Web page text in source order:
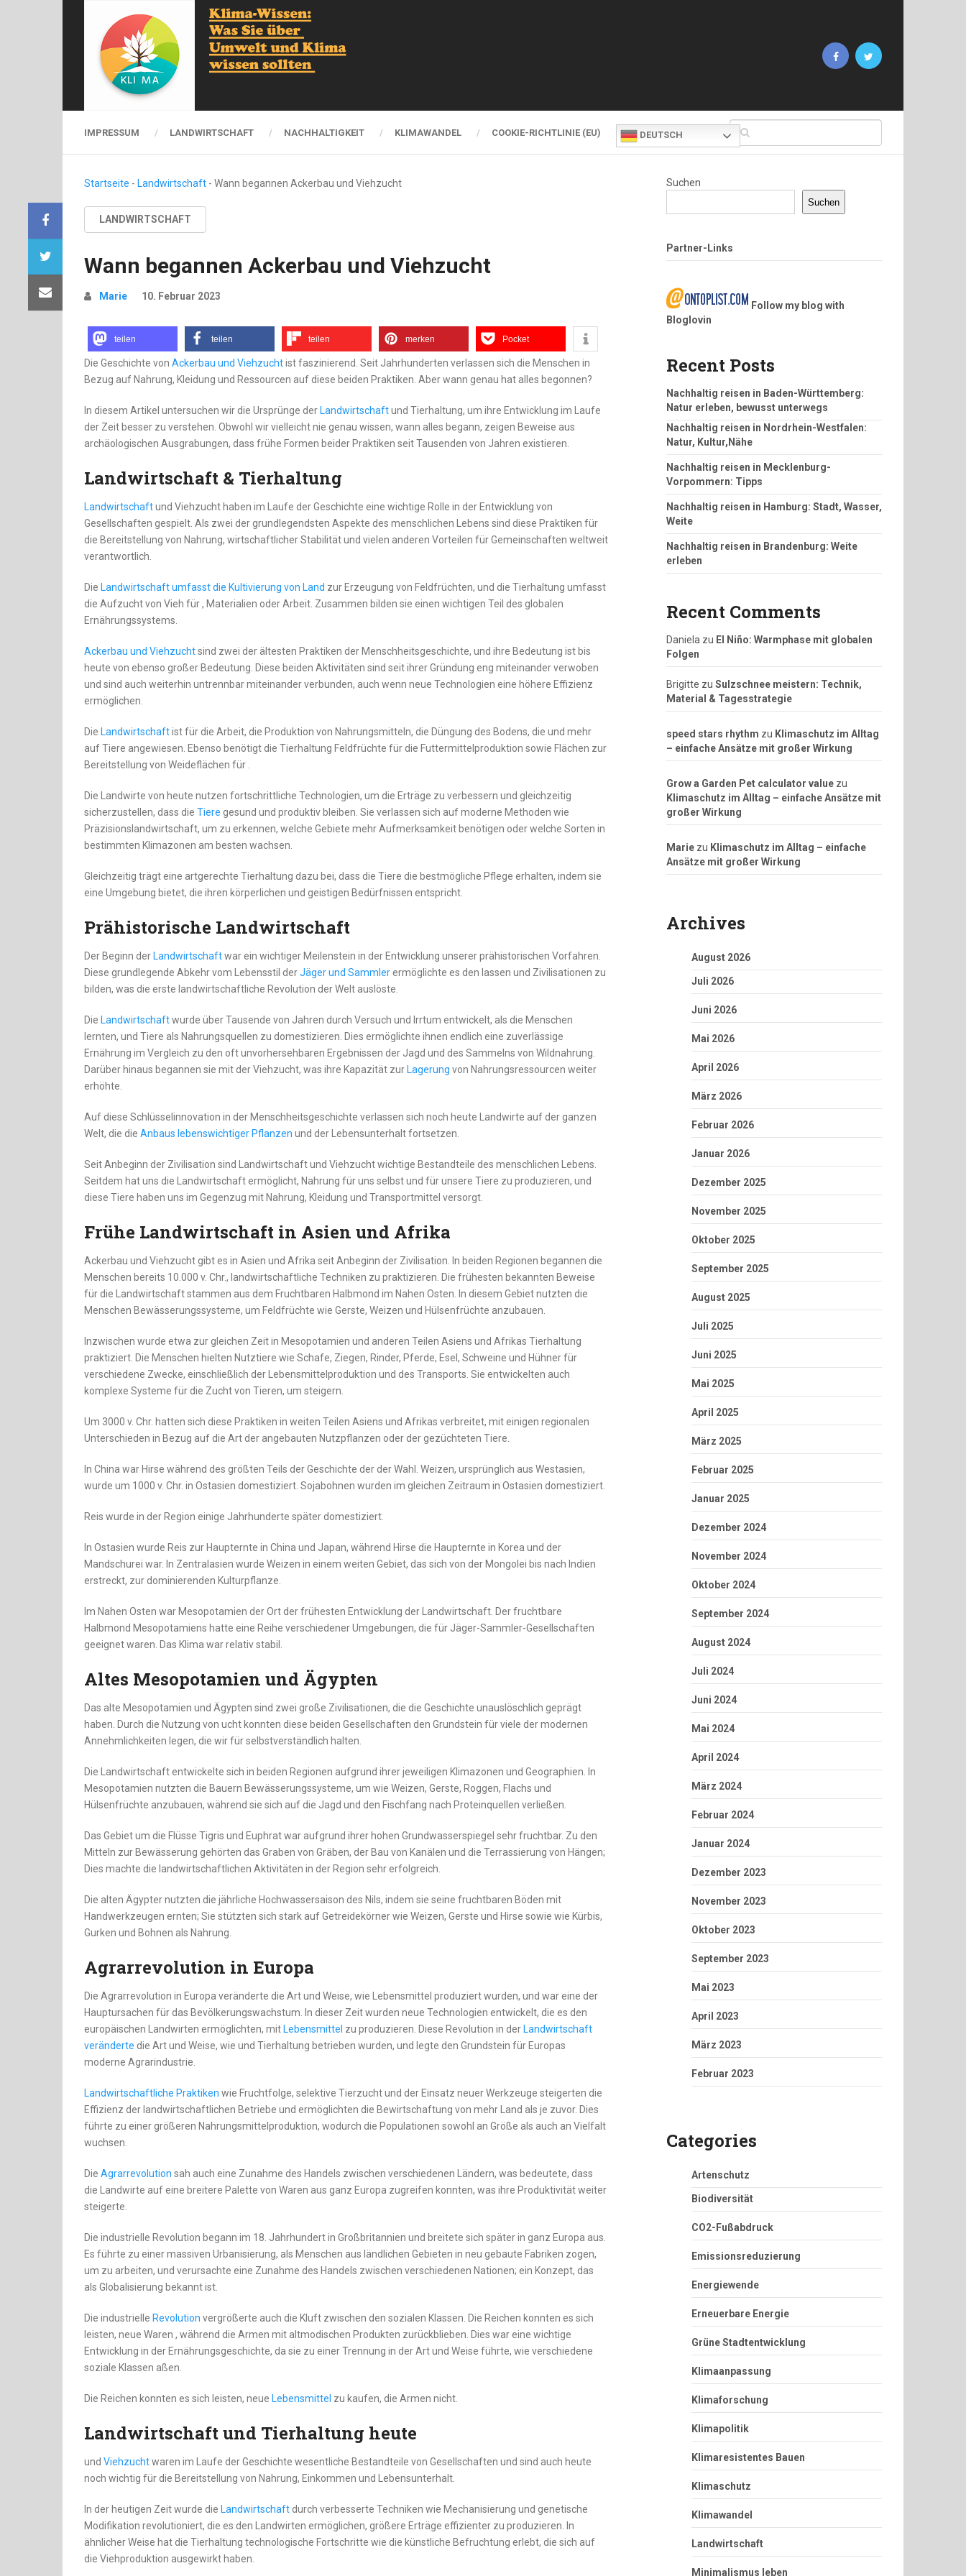
IMPRESSUM LANDWIRTSCHAFT NACHHALTIGKEIT KLIMAWANDEL COOKIE-RICHTLINIE (EU) DEUTSCH
Startseite - Landwirtschaft - Wann begannen Ackerbau und Viehzucht
LANDWIRTSCHAFT
Wann begannen Ackerbau und Viehzucht
Marie 10. Februar 2023
teilen teilen teilen merken Pocket
Die Geschichte von Ackerbau und Viehzuchtist faszinierend. Seit Jahrhunderten verlassen sich die Menschen in
Bezug auf Nahrung, Kleidung und Ressourcen auf diese beiden Praktiken. Aber wann genau hat alles begonnen?
In diesem Artikel untersuchen wir die Ursprünge der Landwirtschaftund Tierhaltung, um ihre Entwicklung im Laufe
der Zeit besser zu verstehen. Obwohl wir vielleicht nie genau wissen, wann alles begann, zeigen Beweise aus
archäologischen Ausgrabungen, dass frühe Formen beider Praktiken seit Tausenden von Jahren existieren.
Landwirtschaft & Tierhaltung
Landwirtschaftund Viehzucht haben im Laufe der Geschichte eine wichtige Rolle in der Entwicklung von
Gesellschaften gespielt. Als zwei der grundlegendsten Aspekte des menschlichen Lebens sind diese Praktiken für
die Bereitstellung von Nahrung, wirtschaftlicher Stabilität und vielen anderen Vorteilen für Gemeinschaften weltweit
verantwortlich.
Die Landwirtschaft umfasst die Kultivierung von Land zur Erzeugung von Feldfrüchten, und die Tierhaltung umfasst
die Aufzucht von Vieh für , Materialien oder Arbeit. Zusammen bilden sie einen wichtigen Teil des globalen
Ernährungssystems.
Ackerbau und Viehzuchtsind zwei der ältesten Praktiken der Menschheitsgeschichte, und ihre Bedeutung ist bis
heute von ebenso großer Bedeutung. Diese beiden Aktivitäten sind seit ihrer Gründung eng miteinander verwoben
und sind auch weiterhin untrennbar miteinander verbunden, auch wenn neue Technologien eine höhere Effizienz
ermöglichen.
Die Landwirtschaftist für die Arbeit, die Produktion von Nahrungsmitteln, die Düngung des Bodens, die und mehr
auf Tiere angewiesen. Ebenso benötigt die Tierhaltung Feldfrüchte für die Futtermittelproduktion sowie Flächen zur
Bereitstellung von Weideflächen für .
Die Landwirte von heute nutzen fortschrittliche Technologien, um die Erträge zu verbessern und gleichzeitig
sicherzustellen, dass die Tiere gesund und produktiv bleiben. Sie verlassen sich auf moderne Methoden wie
Präzisionslandwirtschaft, um zu erkennen, welche Gebiete mehr Aufmerksamkeit benötigen oder welche Sorten in
bestimmten Klimazonen am besten wachsen.
Gleichzeitig trägt eine artgerechte Tierhaltung dazu bei, dass die Tiere die bestmögliche Pflege erhalten, indem sie
eine Umgebung bietet, die ihren körperlichen und geistigen Bedürfnissen entspricht.
Prähistorische Landwirtschaft
Der Beginn der Landwirtschaftwar ein wichtiger Meilenstein in der Entwicklung unserer prähistorischen Vorfahren.
Diese grundlegende Abkehr vom Lebensstil derJäger und Sammlerermöglichte es den lassen und Zivilisationen zu
bilden, was die erste landwirtschaftliche Revolution der Welt auslöste.
Die Landwirtschaftwurde über Tausende von Jahren durch Versuch und Irrtum entwickelt, als die Menschen
lernten, und Tiere als Nahrungsquellen zu domestizieren. Dies ermöglichte ihnen endlich eine zuverlässige
Ernährung im Vergleich zu den oft unvorhersehbaren Ergebnissen der Jagd und des Sammelns von Wildnahrung.
Darüber hinaus begannen sie mit der Viehzucht, was ihre Kapazität zur Lagerung von Nahrungsressourcen weiter
erhöhte.
Auf diese Schlüsselinnovation in der Menschheitsgeschichte verlassen sich noch heute Landwirte auf der ganzen
Welt, die die Anbaus lebenswichtiger Pflanzen und der Lebensunterhalt fortsetzen.
Seit Anbeginn der Zivilisation sind Landwirtschaft und Viehzucht wichtige Bestandteile des menschlichen Lebens.
Seitdem hat uns die Landwirtschaft ermöglicht, Nahrung für uns selbst und für unsere Tiere zu produzieren, und
diese Tiere haben uns im Gegenzug mit Nahrung, Kleidung und Transportmittel versorgt.
Frühe Landwirtschaft in Asien und Afrika
Ackerbau und Viehzucht gibt es in Asien und Afrika seit Anbeginn der Zivilisation. In beiden Regionen begannen die
Menschen bereits 10.000 v. Chr., landwirtschaftliche Techniken zu praktizieren. Die frühesten bekannten Beweise
für die Landwirtschaft stammen aus dem Fruchtbaren Halbmond im Nahen Osten. In diesem Gebiet nutzten die
Menschen Bewässerungssysteme, um Feldfrüchte wie Gerste, Weizen und Hülsenfrüchte anzubauen.
Inzwischen wurde etwa zur gleichen Zeit in Mesopotamien und anderen Teilen Asiens und Afrikas Tierhaltung
praktiziert. Die Menschen hielten Nutztiere wie Schafe, Ziegen, Rinder, Pferde, Esel, Schweine und Hühner für
verschiedene Zwecke, einschließlich der Lebensmittelproduktion und des Transports. Sie entwickelten auch
komplexe Systeme für die Zucht von Tieren, um steigern.
Um 3000 v. Chr. hatten sich diese Praktiken in weiten Teilen Asiens und Afrikas verbreitet, mit einigen regionalen
Unterschieden in Bezug auf die Art der angebauten Nutzpflanzen oder der gezüchteten Tiere.
In China war Hirse während des größten Teils der Geschichte der der Wahl. Weizen, ursprünglich aus Westasien,
wurde um 1000 v. Chr. in Ostasien domestiziert. Sojabohnen wurden im gleichen Zeitraum in Ostasien domestiziert.
Reis wurde in der Region einige Jahrhunderte später domestiziert.
In Ostasien wurde Reis zur Haupternte in China und Japan, während Hirse die Haupternte in Korea und der
Mandschurei war. In Zentralasien wurde Weizen in einem weiten Gebiet, das sich von der Mongolei bis nach Indien
erstreckt, zur dominierenden Kulturpflanze.
Im Nahen Osten war Mesopotamien der Ort der frühesten Entwicklung der Landwirtschaft. Der fruchtbare
Halbmond Mesopotamiens hatte eine Reihe verschiedener Umgebungen, die für Jäger-Sammler-Gesellschaften
geeignet waren. Das Klima war relativ stabil.
Altes Mesopotamien und Ägypten
Das alte Mesopotamien und Ägypten sind zwei große Zivilisationen, die die Geschichte unauslöschlich geprägt
haben. Durch die Nutzung von ucht konnten diese beiden Gesellschaften den Grundstein für viele der modernen
Annehmlichkeiten legen, die wir für selbstverständlich halten.
Die Landwirtschaft entwickelte sich in beiden Regionen aufgrund ihrer jeweiligen Klimazonen und Geographien. In
Mesopotamien nutzten die Bauern Bewässerungssysteme, um wie Weizen, Gerste, Roggen, Flachs und
Hülsenfrüchte anzubauen, während sie sich auf die Jagd und den Fischfang nach Proteinquellen verließen.
Das Gebiet um die Flüsse Tigris und Euphrat war aufgrund ihrer hohen Grundwasserspiegel sehr fruchtbar. Zu den
Mitteln zur Bewässerung gehörten das Graben von Gräben, der Bau von Kanälen und die Terrassierung von Hängen;
Dies machte die landwirtschaftlichen Aktivitäten in der Region sehr erfolgreich.
Die alten Ägypter nutzten die jährliche Hochwassersaison des Nils, indem sie seine fruchtbaren Böden mit
Handwerkzeugen ernten; Sie stützten sich stark auf Getreidekörner wie Weizen, Gerste und Hirse sowie wie Kürbis,
Gurken und Bohnen als Nahrung.
Agrarrevolution in Europa
Die Agrarrevolution in Europa veränderte die Art und Weise, wie Lebensmittel produziert wurden, und war eine der
Hauptursachen für das Bevölkerungswachstum. In dieser Zeit wurden neue Technologien entwickelt, die es den
europäischen Landwirten ermöglichten, mit Lebensmittel zu produzieren. Diese Revolution in der Landwirtschaft
veränderte die Art und Weise, wie und Tierhaltung betrieben wurden, und legte den Grundstein für Europas
moderne Agrarindustrie.
Landwirtschaftliche Praktiken wie Fruchtfolge, selektive Tierzucht und der Einsatz neuer Werkzeuge steigerten die
Effizienz der landwirtschaftlichen Betriebe und ermöglichten die Bewirtschaftung von mehr Land als je zuvor. Dies
führte zu einer größeren Nahrungsmittelproduktion, wodurch die Populationen sowohl an Größe als auch an Vielfalt
wuchsen.
Die Agrarrevolution sah auch eine Zunahme des Handels zwischen verschiedenen Ländern, was bedeutete, dass
die Landwirte auf eine breitere Palette von Waren aus ganz Europa zugreifen konnten, was ihre Produktivität weiter
steigerte.
Die industrielle Revolution begann im 18. Jahrhundert in Großbritannien und breitete sich später in ganz Europa aus.
Es führte zu einer massiven Urbanisierung, als Menschen aus ländlichen Gebieten in neu gebaute Fabriken zogen,
um zu arbeiten, und verursachte eine Zunahme des Handels zwischen verschiedenen Nationen; ein Konzept, das
als Globalisierung bekannt ist.
Die industrielle Revolution vergrößerte auch die Kluft zwischen den sozialen Klassen. Die Reichen konnten es sich
leisten, neue Waren , während die Armen mit altmodischen Produkten zurückblieben. Dies war eine wichtige
Entwicklung in der Ernährungsgeschichte, da sie zu einer Trennung in der Art und Weise führte, wie verschiedene
soziale Klassen aßen.
Die Reichen konnten es sich leisten, neue Lebensmittel zu kaufen, die Armen nicht.
Landwirtschaft und Tierhaltung heute
und Viehzuchtwaren im Laufe der Geschichte wesentliche Bestandteile von Gesellschaften und sind auch heute
noch wichtig für die Bereitstellung von Nahrung, Einkommen und Lebensunterhalt.
In der heutigen Zeit wurde die Landwirtschaft durch verbesserte Techniken wie Mechanisierung und genetische
Modifikation revolutioniert, die es den Landwirten ermöglichen, größere Erträge effizienter zu produzieren. In
ähnlicher Weise hat die Tierhaltung technologische Fortschritte wie die künstliche Befruchtung erlebt, die sich auf
die Viehproduktion ausgewirkt haben.
Suchen
Suchen
Partner-Links
Follow my blog with
Bloglovin
Recent Posts
Nachhaltig reisen in Baden-Württemberg:
Natur erleben, bewusst unterwegs
Nachhaltig reisen in Nordrhein-Westfalen:
Natur, Kultur,Nähe
Nachhaltig reisen in Mecklenburg-
Vorpommern: Tipps
Nachhaltig reisen in Hamburg: Stadt, Wasser,
Weite
Nachhaltig reisen in Brandenburg: Weite
erleben
Recent Comments
Daniela zu El Niño: Warmphase mit globalen
Folgen
Brigitte zu Sulzschnee meistern: Technik,
Material & Tagesstrategie
speed stars rhythm zu Klimaschutz im Alltag
– einfache Ansätze mit großer Wirkung
Grow a Garden Pet calculator value zu
Klimaschutz im Alltag – einfache Ansätze mit
großer Wirkung
Marie zu Klimaschutz im Alltag – einfache
Ansätze mit großer Wirkung
Archives
August 2026
Juli 2026
Juni 2026
Mai 2026
April 2026
März 2026
Februar 2026
Januar 2026
Dezember 2025
November 2025
Oktober 2025
September 2025
August 2025
Juli 2025
Juni 2025
Mai 2025
April 2025
März 2025
Februar 2025
Januar 2025
Dezember 2024
November 2024
Oktober 2024
September 2024
August 2024
Juli 2024
Juni 2024
Mai 2024
April 2024
März 2024
Februar 2024
Januar 2024
Dezember 2023
November 2023
Oktober 2023
September 2023
Mai 2023
April 2023
März 2023
Februar 2023
Categories
Artenschutz
Biodiversität
CO2-Fußabdruck
Emissionsreduzierung
Energiewende
Erneuerbare Energie
Grüne Stadtentwicklung
Klimaanpassung
Klimaforschung
Klimapolitik
Klimaresistentes Bauen
Klimaschutz
Klimawandel
Landwirtschaft
Minimalismus leben